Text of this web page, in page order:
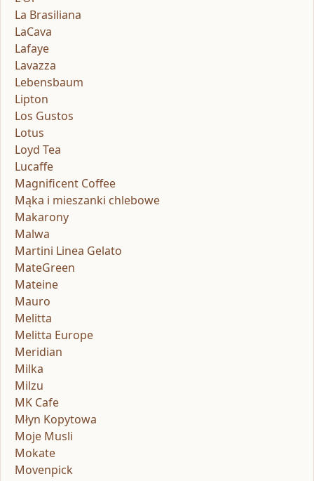
La Brasiliana
LaCava
Lafaye
Lavazza
Lebensbaum
Lipton
Los Gustos
Lotus
Loyd Tea
Lucaffe
Magnificent Coffee
Mąka i mieszanki chlebowe
Makarony
Malwa
Martini Linea Gelato
MateGreen
Mateine
Mauro
Melitta
Melitta Europe
Meridian
Milka
Milzu
MK Cafe
Młyn Kopytowa
Moje Musli
Mokate
Movenpick